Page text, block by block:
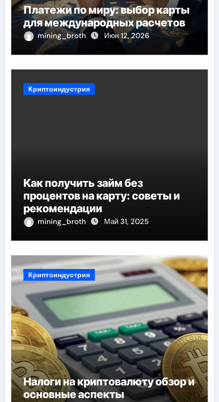
Платежи по миру: выбор карты
для международных расчетов
mining_broth Июн 12, 2026
Криптоиндустрия
Как получить займ без
процентов на карту: советы и
рекомендации
mining_broth Май 31, 2025
Криптоиндустрия
Налоги на криптовалюту обзор и
основные аспекты